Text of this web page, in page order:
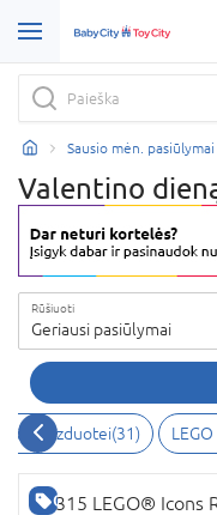
Sausio mėn. pasiūlymai
Valentino
Rūšiuoti
Geriausi pasiūlymai
vaizduotei(31)
GERA KAINA
10315 LEGO® Icons